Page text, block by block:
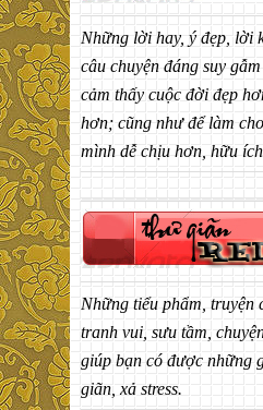
Những lời hay, ý đẹp, lời
câu chuyện đáng suy
cảm thấy cuộc đời đẹp
hơn; cũng như để làm
mình dễ chịu hơn, hữu
Những tiểu phẩm, truyện
tranh vui, sưu tầm,
giúp bạn có được những
giãn, xả stress.